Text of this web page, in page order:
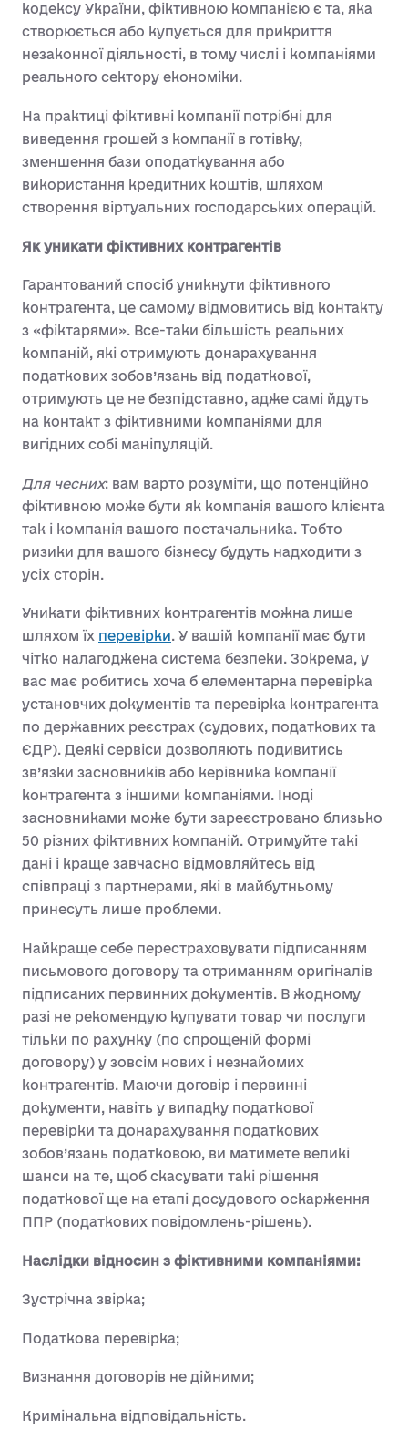
кодексу України, фіктивною компанією є та, яка
створюється або купується для прикриття
незаконної діяльності, в тому числі і компаніями
реального сектору економіки.
На практиці фіктивні компанії потрібні для
виведення грошей з компанії в готівку,
зменшення бази оподаткування або
використання кредитних коштів, шляхом
створення віртуальних господарських операцій.
Як уникати фіктивних контрагентів
Гарантований спосіб уникнути фіктивного
контрагента, це самому відмовитись від контакту
з «фіктарями». Все-таки більшість реальних
компаній, які отримують донарахування
податкових зобов’язань від податкової,
отримують це не безпідставно, адже самі йдуть
на контакт з фіктивними компаніями для
вигідних собі маніпуляцій.
Для чесних: вам варто розуміти, що потенційно
фіктивною може бути як компанія вашого клієнта
так і компанія вашого постачальника. Тобто
ризики для вашого бізнесу будуть надходити з
усіх сторін.
Уникати фіктивних контрагентів можна лише
шляхом їх перевірки. У вашій компанії має бути
чітко налагоджена система безпеки. Зокрема, у
вас має робитись хоча б елементарна перевірка
установчих документів та перевірка контрагента
по державних реєстрах (судових, податкових та
ЄДР). Деякі сервіси дозволяють подивитись
зв’язки засновників або керівника компанії
контрагента з іншими компаніями. Іноді
засновниками може бути зареєстровано близько
50 різних фіктивних компаній. Отримуйте такі
дані і краще завчасно відмовляйтесь від
співпраці з партнерами, які в майбутньому
принесуть лише проблеми.
Найкраще себе перестраховувати підписанням
письмового договору та отриманням оригіналів
підписаних первинних документів. В жодному
разі не рекомендую купувати товар чи послуги
тільки по рахунку (по спрощеній формі
договору) у зовсім нових і незнайомих
контрагентів. Маючи договір і первинні
документи, навіть у випадку податкової
перевірки та донарахування податкових
зобов’язань податковою, ви матимете великі
шанси на те, щоб скасувати такі рішення
податкової ще на етапі досудового оскарження
ППР (податкових повідомлень-рішень).
Наслідки відносин з фіктивними компаніями:
Зустрічна звірка;
Податкова перевірка;
Визнання договорів не дійними;
Кримінальна відповідальність.